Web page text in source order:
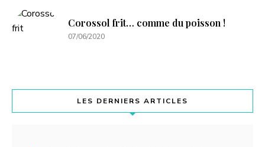
Corossol frit… comme du poisson !
07/06/2020
LES DERNIERS ARTICLES